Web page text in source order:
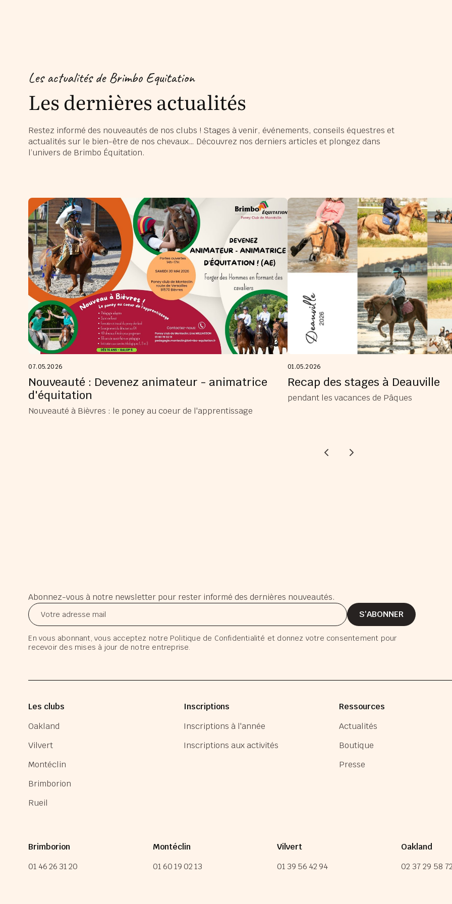
Les actualités de Brimbo Equitation
Les dernières actualités
Restez informé des nouveautés de nos clubs ! Stages à venir, événements, conseils équestres et
actualités sur le bien-être de nos chevaux… Découvrez nos derniers articles et plongez dans
l’univers de Brimbo Équitation.
07.05.2026
Nouveauté : Devenez animateur - animatrice
d'équitation
Nouveauté à Bièvres : le poney au coeur de l'apprentissage
01.05.2026
Recap des stages à Deauville
pendant les vacances de Pâques
Abonnez-vous à notre newsletter pour rester informé des dernières nouveautés.
En vous abonnant, vous acceptez notre Politique de Confidentialité et donnez votre consentement pour
recevoir des mises à jour de notre entreprise.
Les clubs
Oakland
Vilvert
Montéclin
Brimborion
Rueil
Inscriptions
Inscriptions à l'année
Inscriptions aux activités
Ressources
Actualités
Boutique
Presse
Brimborion
01 46 26 31 20
Montéclin
01 60 19 02 13
Vilvert
01 39 56 42 94
Oakland
02 37 29 58 72